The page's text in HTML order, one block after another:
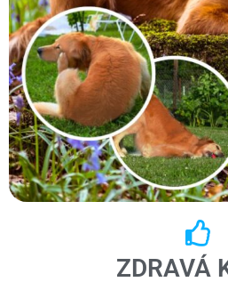
ZDRAVÁ